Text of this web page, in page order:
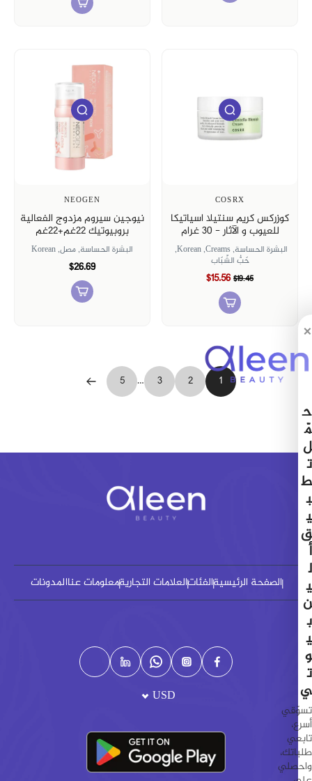
COSRX
كوزركس كريم سنتيلا اسياتيكا
للعيوب و الآثار - 30 غرام
البشرة الحساسة,Creams,
Korean,
حَبُّ الشّبَاب
$19.45
$15.56
NEOGEN
نيوجين سيروم مزدوج الفعالية
بروبيوتيك 22غم+22غم
البشرة الحساسة,مصل,Korean
$26.69
1
2
3
…
5
الصفحة الرئيسيةالفئاتالعلامات التجاريةمعلومات عناالمدونات
USD
×
ح
مّ
ل
ت
ط
ب
ي
ق
أ
ل
ي
ن
ب
ي
و
ت
ي
تسوّقي
أسرع،
تابعي
طلباتك،
واحصلي